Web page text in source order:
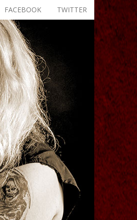
TWITTER
FACEBOOK